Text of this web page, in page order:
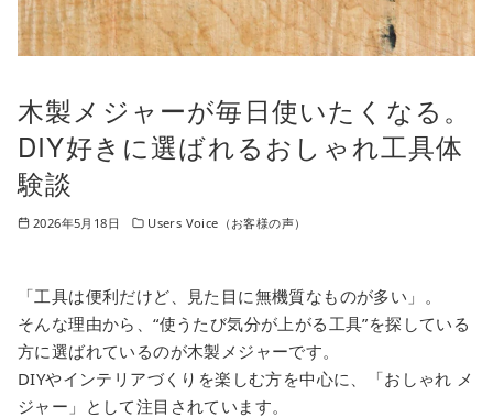
木製メジャーが毎日使いたくなる。
DIY好きに選ばれるおしゃれ工具体
験談
2026年5月18日 Users Voice（お客様の声）
「工具は便利だけど、見た目に無機質なものが多い」。
そんな理由から、“使うたび気分が上がる工具”を探している
方に選ばれているのが木製メジャーです。
DIYやインテリアづくりを楽しむ方を中心に、「おしゃれ メ
ジャー」として注目されています。